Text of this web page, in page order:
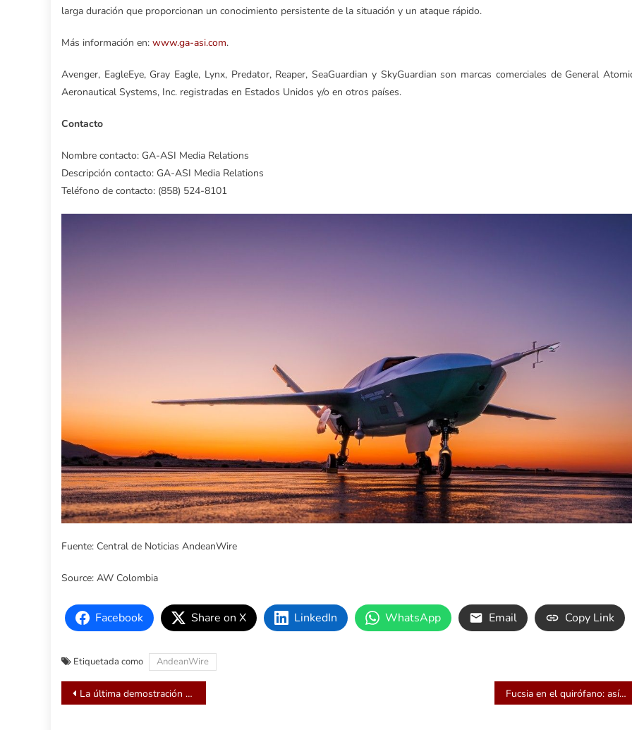
larga duración que proporcionan un conocimiento persistente de la situación y un ataque rápido.
Más información en: www.ga-asi.com.
Avenger, EagleEye, Gray Eagle, Lynx, Predator, Reaper, SeaGuardian y SkyGuardian son marcas comerciales de General
Aeronautical Systems, Inc. registradas en Estados Unidos y/o en otros países.
Contacto
Nombre contacto: GA-ASI Media Relations
Descripción contacto: GA-ASI Media Relations
Teléfono de contacto: (858) 524-8101
Fuente: Central de Noticias AndeanWire
Source: AW Colombia
Facebook Share on X LinkedIn WhatsApp Email Copy Link
Etiquetada como AndeanWire
Navegación
La última demostración de GA Autonomous Jet cuenta con capacidad de participación aire-aire en vivo Fucsia en el quirófano: así brilla un tumor cerebral antes de ser extirpado